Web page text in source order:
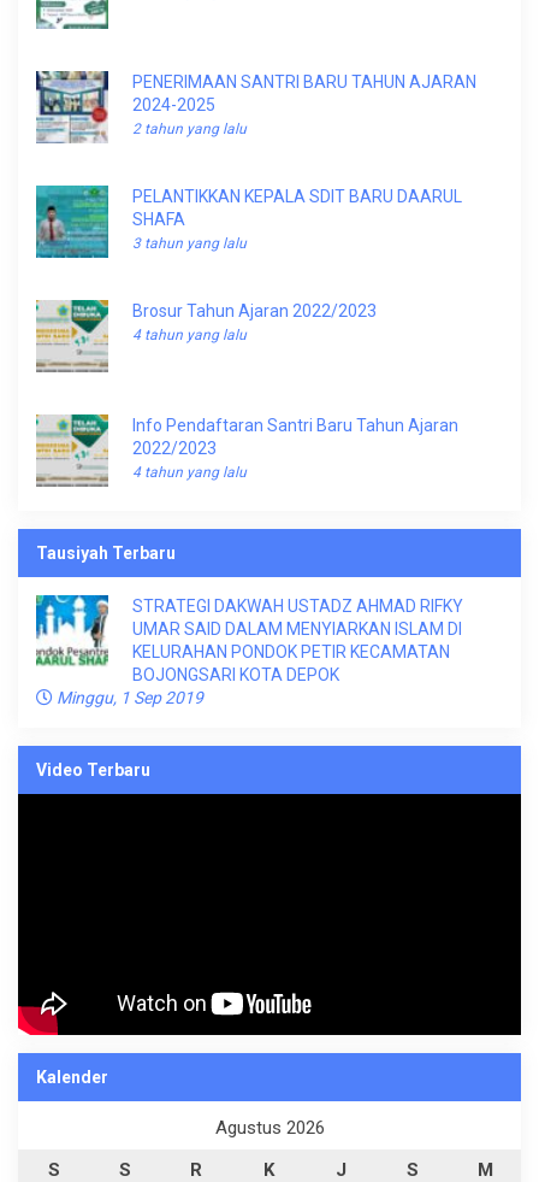
PENERIMAAN SANTRI BARU TAHUN AJARAN
2024-2025
2 tahun yang lalu
PELANTIKKAN KEPALA SDIT BARU DAARUL
SHAFA
3 tahun yang lalu
Brosur Tahun Ajaran 2022/2023
4 tahun yang lalu
Info Pendaftaran Santri Baru Tahun Ajaran
2022/2023
4 tahun yang lalu
Tausiyah Terbaru
STRATEGI DAKWAH USTADZ AHMAD RIFKY
UMAR SAID DALAM MENYIARKAN ISLAM DI
KELURAHAN PONDOK PETIR KECAMATAN
BOJONGSARI KOTA DEPOK
Minggu, 1 Sep 2019
Video Terbaru
Kalender
Agustus 2026
S
S R K J S
M